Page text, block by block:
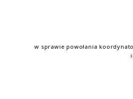
w sprawie powołania